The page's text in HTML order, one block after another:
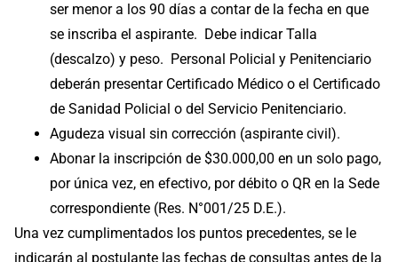
ser menor a los 90 días a contar de la fecha en que
se inscriba el aspirante. Debe indicar Talla
(descalzo) y peso. Personal Policial y Penitenciario
deberán presentar Certificado Médico o el Certificado
de Sanidad Policial o del Servicio Penitenciario.
Agudeza visual sin corrección (aspirante civil).
Abonar la inscripción de $30.000,00 en un solo pago,
por única vez, en efectivo, por débito o QR en la Sede
correspondiente (Res. N°001/25 D.E.).
Una vez cumplimentados los puntos precedentes, se le
indicarán al postulante las fechas de consultas antes de la